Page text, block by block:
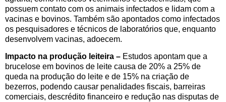
possuem contato com os animais infectados e lidam com a
vacinas e bovinos. Também são apontados como infectados
os pesquisadores e técnicos de laboratórios que, enquanto
desenvolvem vacinas, adoecem.
Impacto na produção leiteira – Estudos apontam que a
brucelose em bovinos de leite causa de 20% a 25% de
queda na produção do leite e de 15% na criação de
bezerros, podendo causar penalidades fiscais, barreiras
comerciais, descrédito financeiro e redução nas disputas de